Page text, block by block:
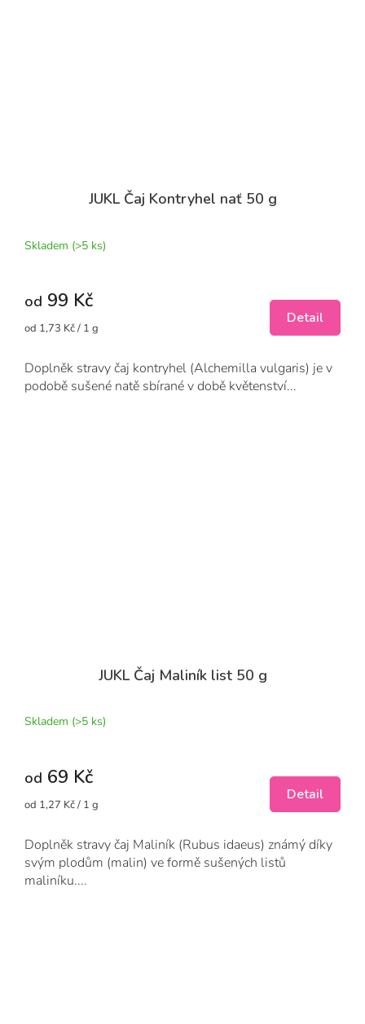
JUKL Čaj Kontryhel nať 50 g
Skladem (>5 ks)
od 99 Kč
Měrná
od 1,73 Kč / 1 g
Detail
Doplněk stravy čaj kontryhel (Alchemilla vulgaris) je v
podobě sušené natě sbírané v době květenství...
JUKL Čaj Maliník list 50 g
Skladem (>5 ks)
od 69 Kč
Měrná
od 1,27 Kč / 1 g
Detail
Doplněk stravy čaj Maliník (Rubus idaeus) známý díky
svým plodům (malin) ve formě sušených listů
maliníku....